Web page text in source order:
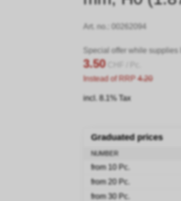
Art. no.: 00262094
Special offer while supplies
3.50
Instead of RRP4.20
incl. 8.1% Tax
Graduated prices
NUMBER
from 10 Pc.
from 20 Pc.
from 30 Pc.